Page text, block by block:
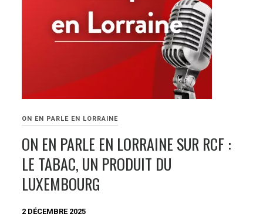
ON EN PARLE EN LORRAINE
ON EN PARLE EN LORRAINE SUR RCF :
LE TABAC, UN PRODUIT DU
LUXEMBOURG
2 DÉCEMBRE 2025